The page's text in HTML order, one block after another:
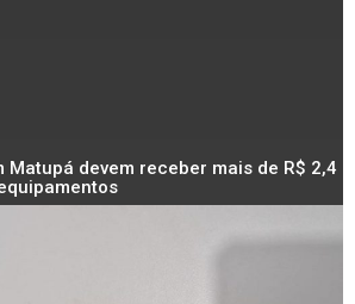
Matupá devem receber mais de R$ 2,4